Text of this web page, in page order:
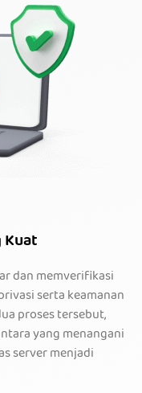
dan memverifikasi
serta keamanan
proses tersebut,
yang menangani
server menjadi